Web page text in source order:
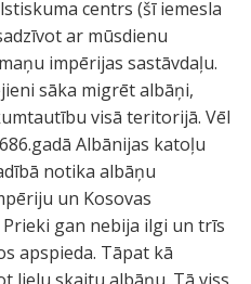
centrs (šī iemesla
ar mūsdienu
impērijas sastāvdaļu.
sāka migrēt albāņi,
visā teritorijā. Vēl
Albānijas katoļu
notika albāņu
un Kosovas
gan nebija ilgi un trīs
apspieda. Tāpat kā